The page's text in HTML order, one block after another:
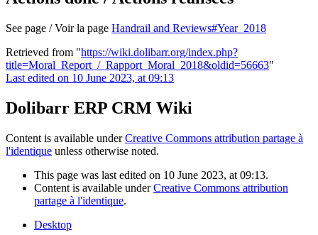
See page / Voir la page Handrail and Reviews#Year_2018
Retrieved from "https://wiki.dolibarr.org/index.php?
title=Moral_Report_/_Rapport_Moral_2018&oldid=56663"
Last edited on 10 June 2023, at 09:13
Dolibarr ERP CRM Wiki
Content is available underCreative Commons attribution partage à
l'identique unless otherwise noted.
This page was last edited on 10 June 2023, at 09:13.
Content is available underCreative Commons attribution
partage à l'identique.
Desktop